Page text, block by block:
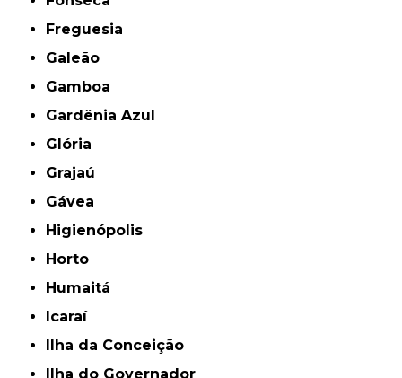
Freguesia
Galeão
Gamboa
Gardênia Azul
Glória
Grajaú
Gávea
Higienópolis
Horto
Humaitá
Icaraí
Ilha da Conceição
Ilha do Governador